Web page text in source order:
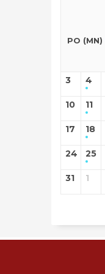
PO (MN)
3 4
10 11
17 18
24 25
31 1